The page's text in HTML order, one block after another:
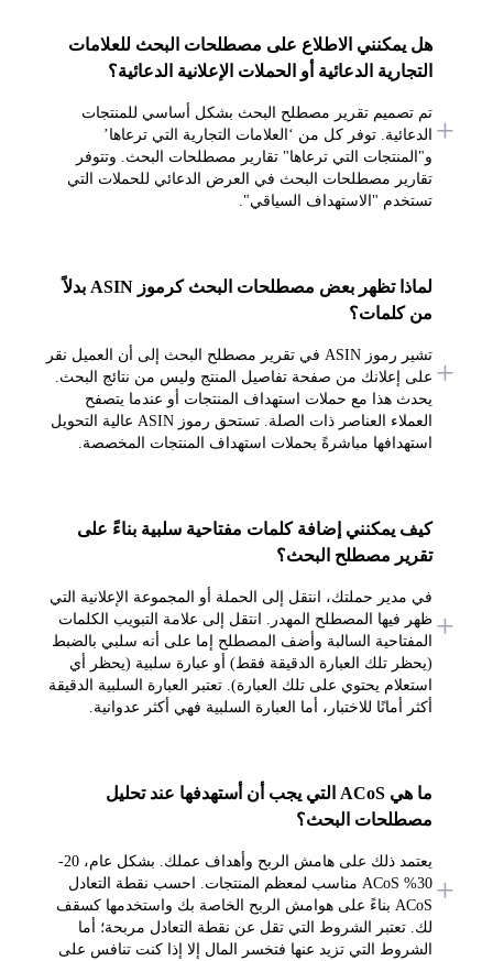
هل يمكنني الاطلاع على مصطلحات البحث للعلامات
التجارية الدعائية أو الحملات الإعلانية الدعائية؟
تم تصميم تقرير مصطلح البحث بشكل أساسي للمنتجات
الدعائية. توفر كل من ‘العلامات التجارية التي ترعاها’
و"المنتجات التي ترعاها" تقارير مصطلحات البحث. وتتوفر
تقارير مصطلحات البحث في العرض الدعائي للحملات التي
تستخدم "الاستهداف السياقي".
لماذا تظهر بعض مصطلحات البحث كرموز ASIN بدلاً
من كلمات؟
تشير رموز ASIN في تقرير مصطلح البحث إلى أن العميل نقر
على إعلانك من صفحة تفاصيل المنتج وليس من نتائج البحث.
يحدث هذا مع حملات استهداف المنتجات أو عندما يتصفح
العملاء العناصر ذات الصلة. تستحق رموز ASIN عالية التحويل
استهدافها مباشرةً بحملات استهداف المنتجات المخصصة.
كيف يمكنني إضافة كلمات مفتاحية سلبية بناءً على
تقرير مصطلح البحث؟
في مدير حملتك، انتقل إلى الحملة أو المجموعة الإعلانية التي
ظهر فيها المصطلح المهدر. انتقل إلى علامة التبويب الكلمات
المفتاحية السالبة وأضف المصطلح إما على أنه سلبي بالضبط
(يحظر تلك العبارة الدقيقة فقط) أو عبارة سلبية (يحظر أي
استعلام يحتوي على تلك العبارة). تعتبر العبارة السلبية الدقيقة
أكثر أمانًا للاختبار، أما العبارة السلبية فهي أكثر عدوانية.
ما هي ACoS التي يجب أن أستهدفها عند تحليل
مصطلحات البحث؟
يعتمد ذلك على هامش الربح وأهداف عملك. بشكل عام، 20-
30% ACoS مناسب لمعظم المنتجات. احسب نقطة التعادل
ACoS بناءً على هوامش الربح الخاصة بك واستخدمها كسقف
لك. تعتبر الشروط التي تقل عن نقطة التعادل مربحة؛ أما
الشروط التي تزيد عنها فتخسر المال إلا إذا كنت تنافس على